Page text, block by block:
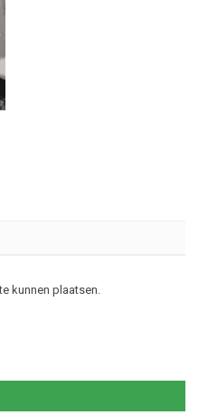
kunnen plaatsen.